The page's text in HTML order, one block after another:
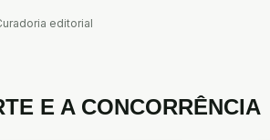
editorial
E A CONCORRÊNCIA